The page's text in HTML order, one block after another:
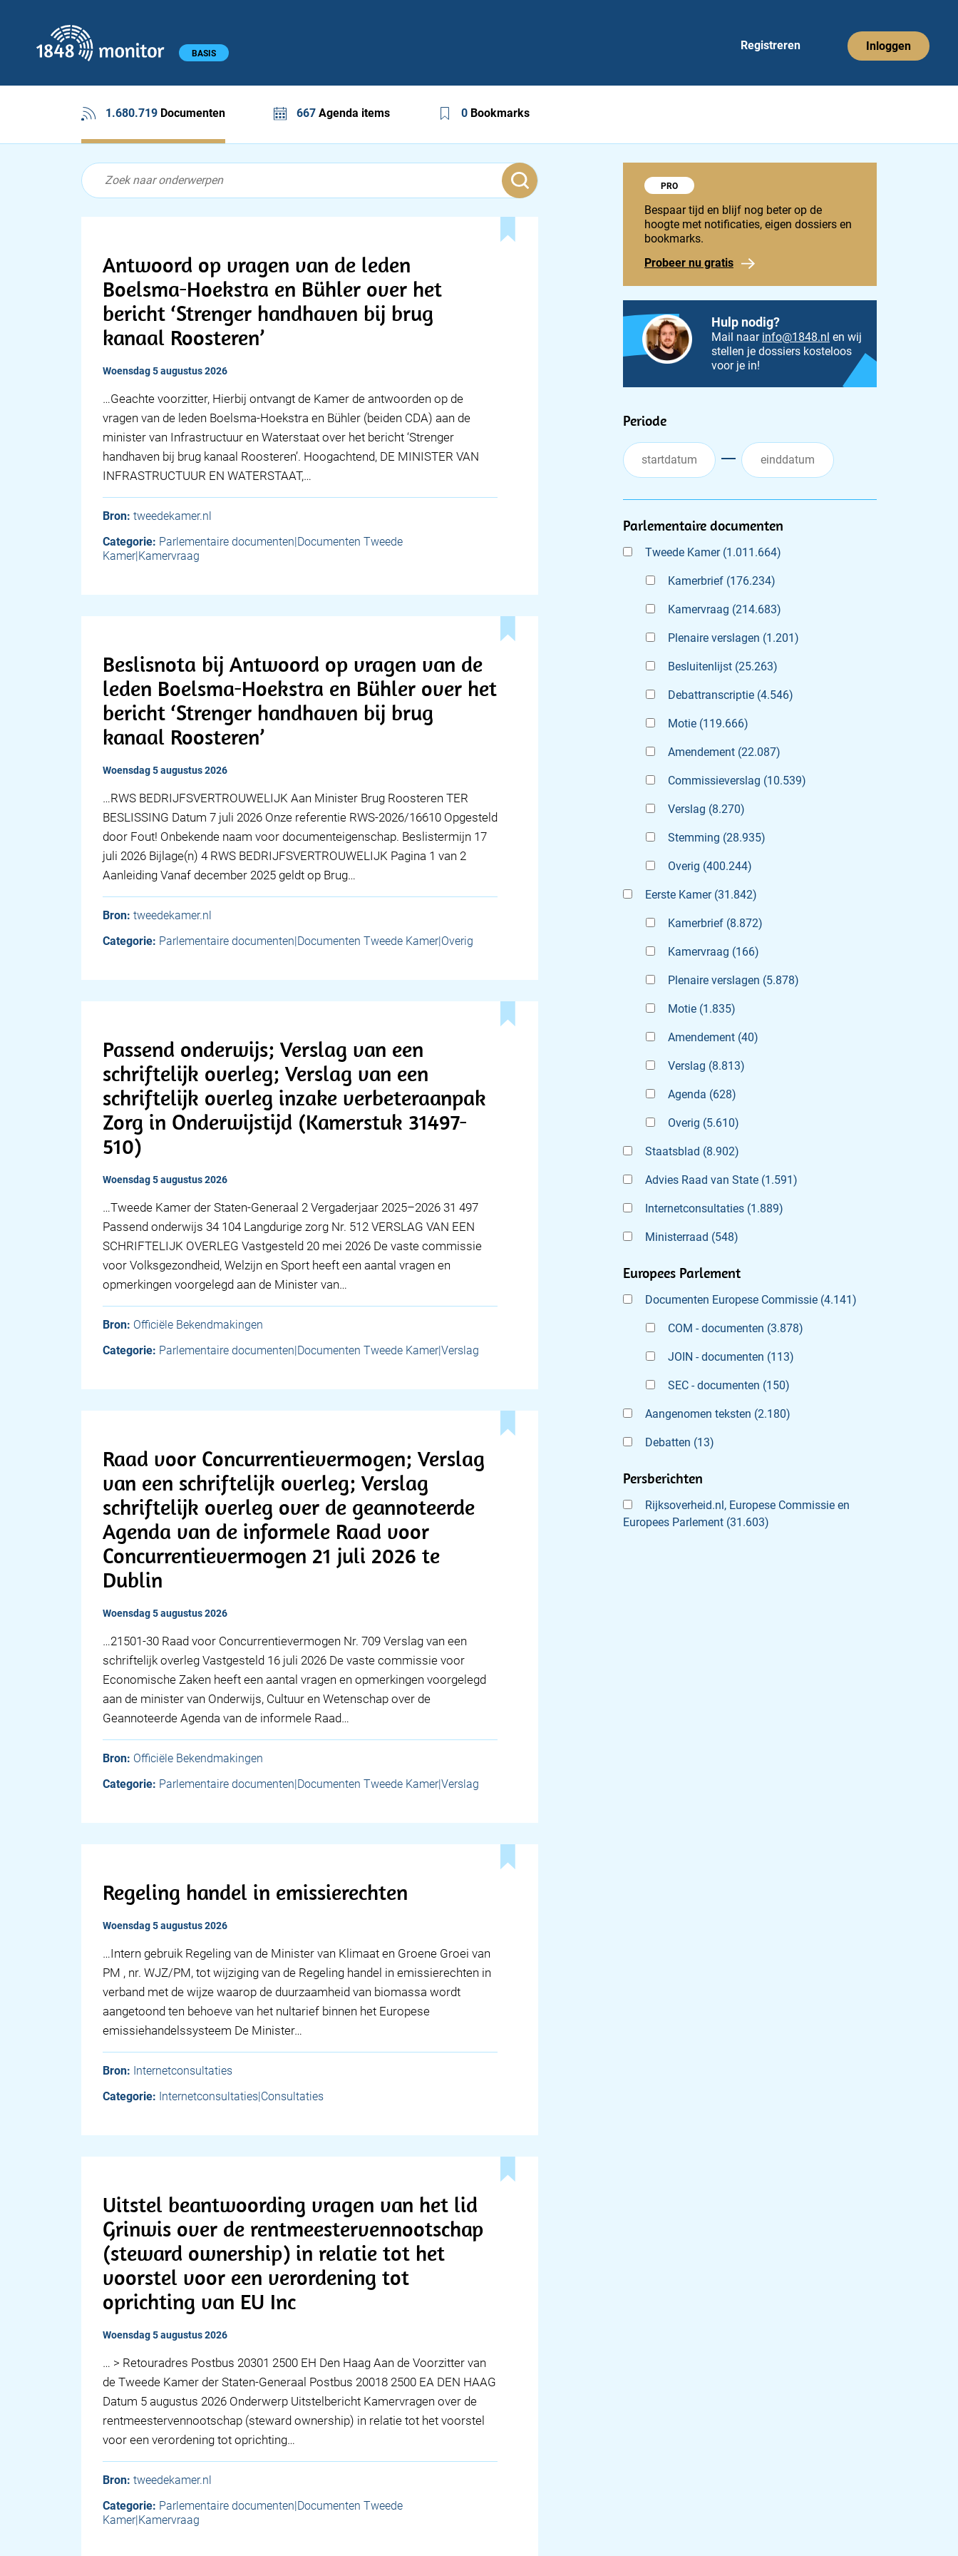
Hoofdmenu BASIS
Registreren Inloggen
1.680.719Documenten 667Agenda items 0 Bookmarks
Documenten feed
Feed
Antwoord op vragen van de leden
Boelsma-Hoekstra en Bühler over het
bericht ‘Strenger handhaven bij brug
kanaal Roosteren’
woensdag 5 augustus 2026
… Geachte voorzitter, Hierbij ontvangt de Kamer de antwoorden op de
vragen van de leden Boelsma-Hoekstra en Bühler (beiden CDA) aan de
minister van Infrastructuur en Waterstaat over het bericht ‘Strenger
handhaven bij brug kanaal Roosteren’. Hoogachtend, DE MINISTER VAN
INFRASTRUCTUUR EN WATERSTAAT,…
Bron: tweedekamer.nl
Categorie: Parlementaire documenten|Documenten Tweede
Kamer|Kamervraag
Beslisnota bij Antwoord op vragen van de
leden Boelsma-Hoekstra en Bühler over het
bericht ‘Strenger handhaven bij brug
kanaal Roosteren’
woensdag 5 augustus 2026
…RWS BEDRIJFSVERTROUWELIJK Aan Minister Brug Roosteren TER
BESLISSING Datum 7 juli 2026 Onze referentie RWS-2026/16610 Opgesteld
door Fout! Onbekende naam voor documenteigenschap. Beslistermijn 17
juli 2026 Bijlage(n) 4 RWS BEDRIJFSVERTROUWELIJK Pagina 1 van 2
Aanleiding Vanaf december 2025 geldt op Brug…
Bron: tweedekamer.nl
Categorie: Parlementaire documenten|Documenten Tweede Kamer|Overig
Passend onderwijs; Verslag van een
schriftelijk overleg; Verslag van een
schriftelijk overleg inzake verbeteraanpak
Zorg in Onderwijstijd (Kamerstuk 31497-
510)
woensdag 5 augustus 2026
…Tweede Kamer der Staten-Generaal 2 Vergaderjaar 2025–2026 31 497
Passend onderwijs 34 104 Langdurige zorg Nr. 512 VERSLAG VAN EEN
SCHRIFTELIJK OVERLEG Vastgesteld 20 mei 2026 De vaste commissie
voor Volksgezondheid, Welzijn en Sport heeft een aantal vragen en
opmerkingen voorgelegd aan de Minister van…
Bron: Officiële Bekendmakingen
Categorie: Parlementaire documenten|Documenten Tweede Kamer|Verslag
Raad voor Concurrentievermogen; Verslag
van een schriftelijk overleg; Verslag
schriftelijk overleg over de geannoteerde
Agenda van de informele Raad voor
Concurrentievermogen 21 juli 2026 te
Dublin
woensdag 5 augustus 2026
…21501-30 Raad voor Concurrentievermogen Nr. 709 Verslag van een
schriftelijk overleg Vastgesteld 16 juli 2026 De vaste commissie voor
Economische Zaken heeft een aantal vragen en opmerkingen voorgelegd
aan de minister van Onderwijs, Cultuur en Wetenschap over de
Geannoteerde Agenda van de informele Raad…
Bron: Officiële Bekendmakingen
Categorie: Parlementaire documenten|Documenten Tweede Kamer|Verslag
Regeling handel in emissierechten
woensdag 5 augustus 2026
…Intern gebruik Regeling van de Minister van Klimaat en Groene Groei van
PM , nr. WJZ/PM, tot wijziging van de Regeling handel in emissierechten in
verband met de wijze waarop de duurzaamheid van biomassa wordt
aangetoond ten behoeve van het nultarief binnen het Europese
emissiehandelssysteem De Minister…
Bron: Internetconsultaties
Categorie: Internetconsultaties|Consultaties
Uitstel beantwoording vragen van het lid
Grinwis over de rentmeestervennootschap
(steward ownership) in relatie tot het
voorstel voor een verordening tot
oprichting van EU Inc
woensdag 5 augustus 2026
… > Retouradres Postbus 20301 2500 EH Den Haag Aan de Voorzitter van
de Tweede Kamer der Staten-Generaal Postbus 20018 2500 EA DEN HAAG
Datum 5 augustus 2026 Onderwerp Uitstelbericht Kamervragen over de
rentmeestervennootschap (steward ownership) in relatie tot het voorstel
voor een verordening tot oprichting…
Bron: tweedekamer.nl
Categorie: Parlementaire documenten|Documenten Tweede
Kamer|Kamervraag
Probeer 1848 Pro
PRO
Bespaar tijd en blijf nog beter op de
hoogte met notificaties, eigen dossiers en
bookmarks.
Probeer nu gratis
Hulp nodig?
Mail naar info@1848.nl en wij
stellen je dossiers kosteloos
voor je in!
Filters
Periode
Parlementaire documenten
Tweede Kamer (1.011.664)
Kamerbrief (176.234)
Kamervraag (214.683)
Plenaire verslagen (1.201)
Besluitenlijst (25.263)
Debattranscriptie (4.546)
Motie (119.666)
Amendement (22.087)
Commissieverslag (10.539)
Verslag (8.270)
Stemming (28.935)
Overig (400.244)
Eerste Kamer (31.842)
Kamerbrief (8.872)
Kamervraag (166)
Plenaire verslagen (5.878)
Motie (1.835)
Amendement (40)
Verslag (8.813)
Agenda (628)
Overig (5.610)
Staatsblad (8.902)
Advies Raad van State (1.591)
Internetconsultaties (1.889)
Ministerraad (548)
Europees Parlement
Documenten Europese Commissie (4.141)
COM - documenten (3.878)
JOIN - documenten (113)
SEC - documenten (150)
Aangenomen teksten (2.180)
Debatten (13)
Persberichten
Rijksoverheid.nl, Europese Commissie en
Europees Parlement (31.603)